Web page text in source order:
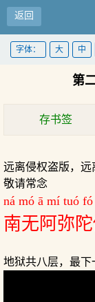
返回
字体： 大 中
第
存书签
远离侵权盗版，远
敬请常念
ná mó ā mí tuó fó
南无阿弥
地狱共八层，最